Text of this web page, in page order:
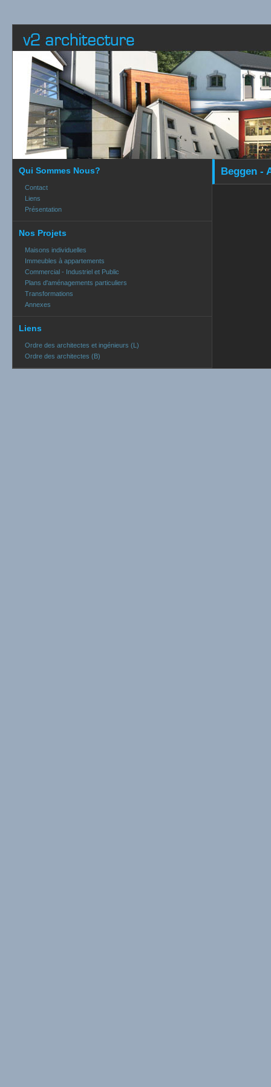
Qui Sommes Nous?
Contact
Liens
Présentation
Nos Projets
Maisons individuelles
Immeubles à appartements
Commercial - Industriel et Public
Plans d'aménagements particuliers
Transformations
Annexes
Liens
Ordre des architectes et ingénieurs (L)
Ordre des architectes (B)
Beggen -